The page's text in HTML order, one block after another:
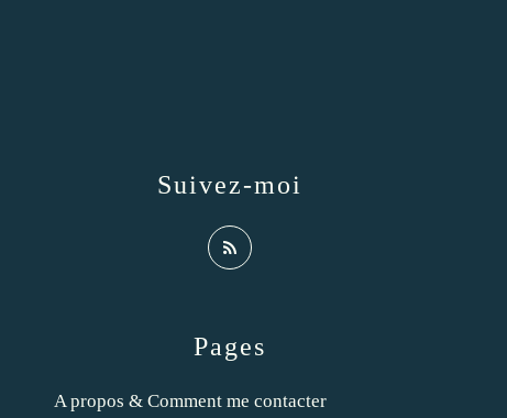
Pages
A propos & Comment me contacter
Suivez-moi